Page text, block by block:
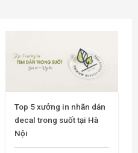
Top 5 xưởng in nhãn dán
decal trong suốt tại Hà
Nội